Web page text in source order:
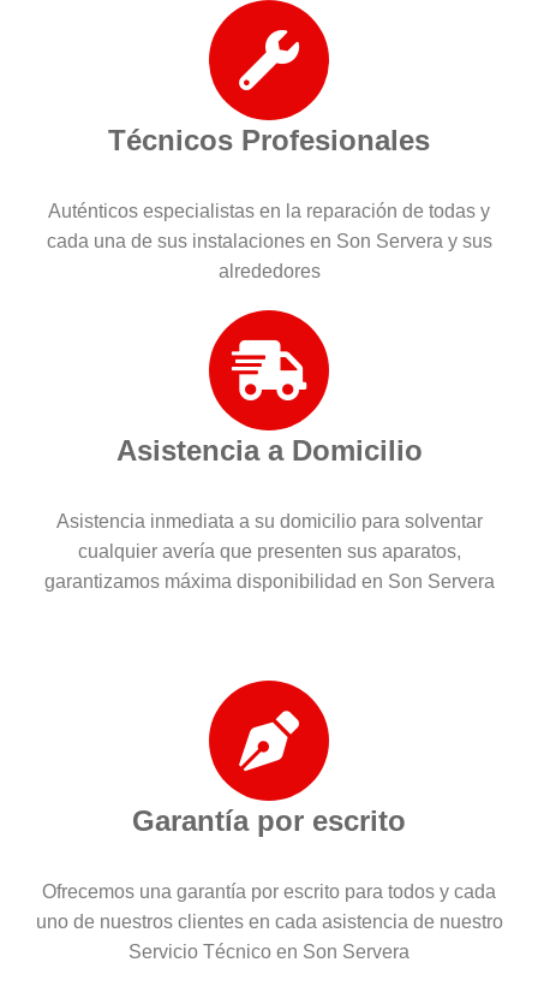
Técnicos Profesionales
Auténticos especialistas en la reparación de todas y
cada una de sus instalaciones en Son Servera y sus
alrededores
Asistencia a Domicilio
Asistencia inmediata a su domicilio para solventar
cualquier avería que presenten sus aparatos,
garantizamos máxima disponibilidad en Son Servera
Garantía por escrito
Ofrecemos una garantía por escrito para todos y cada
uno de nuestros clientes en cada asistencia de nuestro
Servicio Técnico en Son Servera